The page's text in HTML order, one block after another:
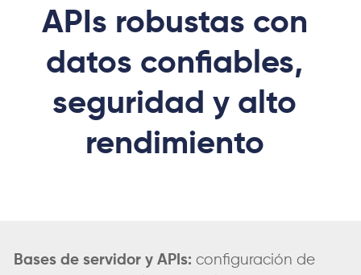
APIs robustas con
datos confiables,
seguridad y alto
rendimiento
Bases de servidor y APIs: configuración de